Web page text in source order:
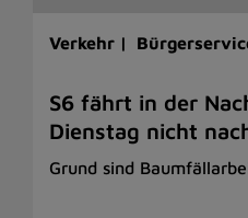
Verkehr |
S6 fährt in der
Dienstag nicht
Grund sind